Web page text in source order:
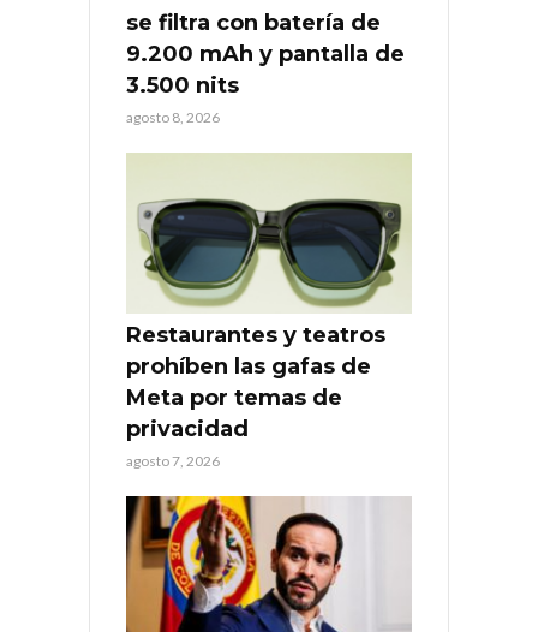
se filtra con batería de
9.200 mAh y pantalla de
3.500 nits
agosto 8, 2026
Restaurantes y teatros
prohíben las gafas de
Meta por temas de
privacidad
agosto 7, 2026